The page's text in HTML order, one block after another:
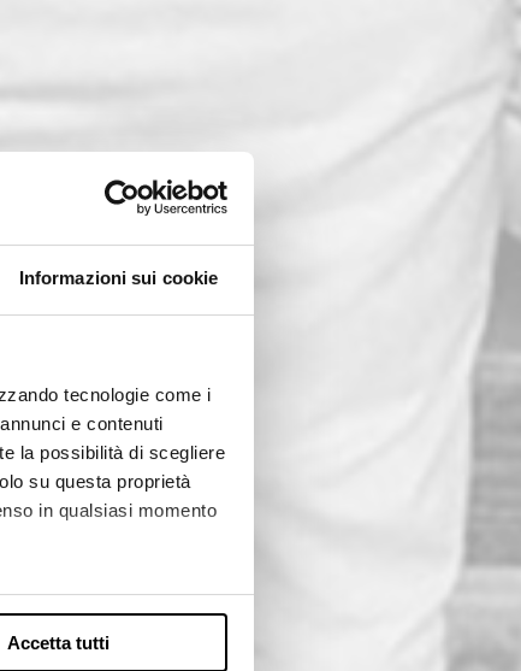
Informazioni sui cookie
tecnologie come i
e contenuti
la possibilità di scegliere
su questa proprietà
in qualsiasi momento
(impronte
Accetta tutti